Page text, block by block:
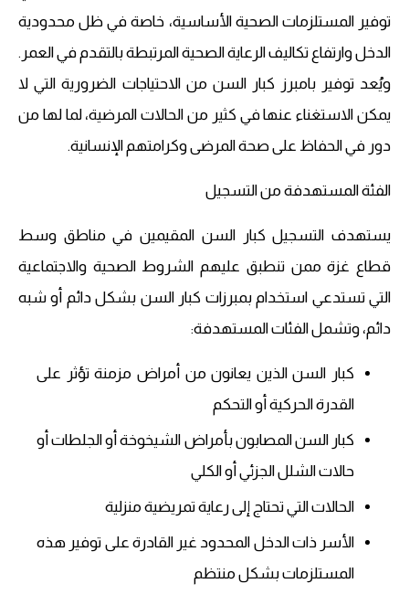
توفير المستلزمات الصحية الأساسية، خاصة في ظل محدودية
الدخل وارتفاع تكاليف الرعاية الصحية المرتبطة بالتقدم في العمر.
ويُعد توفير بامبرز كبار السن من الاحتياجات الضرورية التي لا
يمكن الاستغناء عنها في كثير من الحالات المرضية، لما لها من
دور في الحفاظ على صحة المرضى وكرامتهم الإنسانية.
الفئة المستهدفة من التسجيل
يستهدف التسجيل كبار السن المقيمين في مناطق وسط
قطاع غزة ممن تنطبق عليهم الشروط الصحية والاجتماعية
التي تستدعي استخدام بمبرزات كبار السن بشكل دائم أو شبه
دائم، وتشمل الفئات المستهدفة:
كبار السن الذين يعانون من أمراض مزمنة تؤثر على
القدرة الحركية أو التحكم
كبار السن المصابون بأمراض الشيخوخة أو الجلطات أو
حالات الشلل الجزئي أو الكلي
الحالات التي تحتاج إلى رعاية تمريضية منزلية
الأسر ذات الدخل المحدود غير القادرة على توفير هذه
المستلزمات بشكل منتظم